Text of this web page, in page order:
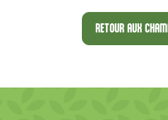
RETOUR AUX